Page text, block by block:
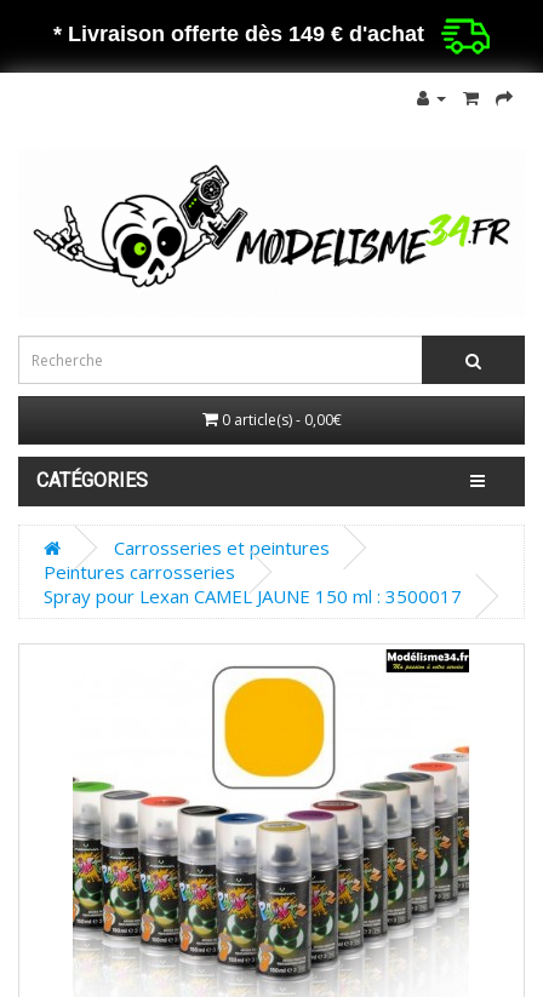
* Livraison offerte dès 149 € d'achat
0 article(s) - 0,00€
CATÉGORIES
Carrosseries et peintures
Peintures carrosseries
Spray pour Lexan CAMEL JAUNE 150 ml : 3500017